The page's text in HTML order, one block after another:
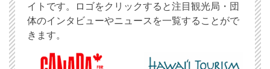
イトです。ロゴをクリックすると注目観光局・団
体のインタビューやニュースを一覧することがで
きます。